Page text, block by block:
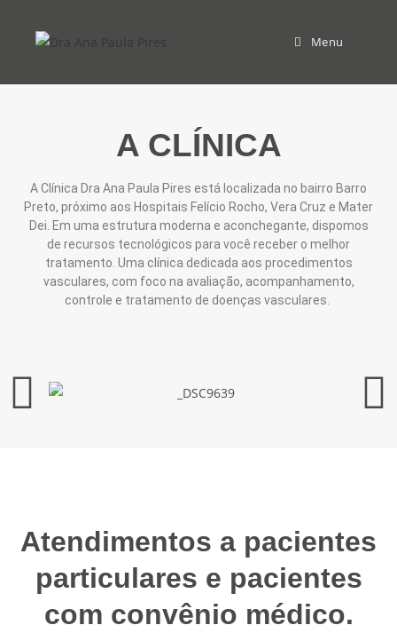
Menu
A CLÍNICA
A Clínica Dra Ana Paula Pires está localizada no bairro Barro
Preto, próximo aos Hospitais Felício Rocho, Vera Cruz e Mater
Dei. Em uma estrutura moderna e aconchegante, dispomos
de recursos tecnológicos para você receber o melhor
tratamento. Uma clínica dedicada aos procedimentos
vasculares, com foco na avaliação, acompanhamento,
controle e tratamento de doenças vasculares.
Atendimentos a pacientes
particulares e pacientes
com convênio médico.